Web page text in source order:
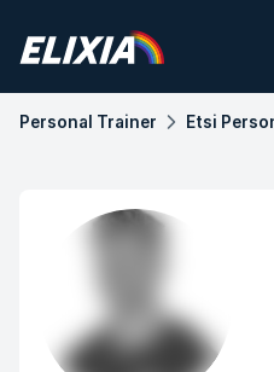
Personal Trainer Etsi